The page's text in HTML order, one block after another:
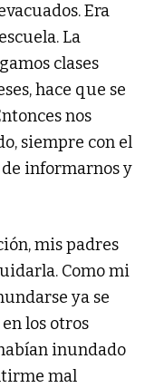
Era
La
clases
hace que se
nos
siempre con el
informarnos y
mis padres
Como mi
ya se
los otros
inundado
mal